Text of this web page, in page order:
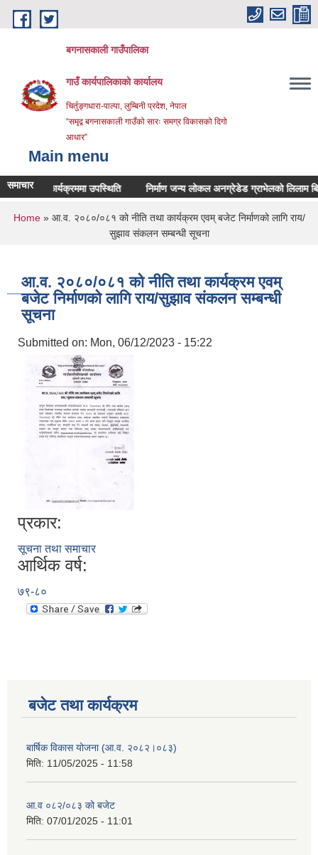
Skip to main content
बगनासकाली गाउँपालिका
गाउँ कार्यपालिकाको कार्यालय
चिर्तुङ्गधारा-पाल्पा, लुम्बिनी प्रदेश, नेपाल
“समृद्व बगनासकाली गाउँको सारः समग्र विकासको दिगो
आधार”
Main menu
समाचारकार्यक्रममा उपस्थिति निर्माण जन्य लोकल अनग्रेडेड ग्राभेलको लिलाम
You are here
Home» आ.व. २०८०/०८१ को नीति तथा कार्यक्रम एवम् बजेट निर्माणको लागि राय/
सुझाव संकलन सम्बन्धी सूचना
आ.व. २०८०/०८१ को नीति तथा कार्यक्रम एवम्
बजेट निर्माणको लागि राय/सुझाव संकलन सम्बन्धी
सूचना
Submitted on: Mon, 06/12/2023 - 15:22
प्रकार:
सूचना तथा समाचार
आर्थिक वर्ष:
७९-८०
बजेट तथा कार्यक्रम
बार्षिक विकास योजना (आ.व. २०८२।०८३)
मिति: 11/05/2025 - 11:58
आ.व ०८२/०८३ को बजेट
मिति: 07/01/2025 - 11:01